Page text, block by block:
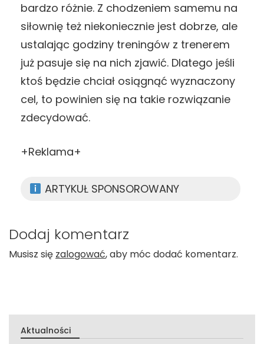
bardzo różnie. Z chodzeniem samemu na
siłownię też niekoniecznie jest dobrze, ale
ustalając godziny treningów z trenerem
już pasuje się na nich zjawić. Dlatego jeśli
ktoś będzie chciał osiągnąć wyznaczony
cel, to powinien się na takie rozwiązanie
zdecydować.
+Reklama+
ARTYKUŁ SPONSOROWANY
Dodaj komentarz
Musisz się zalogować, aby móc dodać komentarz.
Aktualności